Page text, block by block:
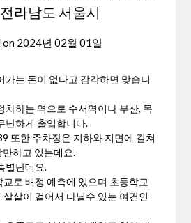
라남도 서울시
on 2024년 02월 01일
가는 돈이 없다고 감각하면 맞습니
차하는 역으로 수서역이나 부산, 목
난하게 출입합니다.
또한 주차장은 지하와 지면에 걸쳐
하고 있는데요.
별난데요.
로 배정 예측에 있으며 초등학교
샅이 걸어서 다닐수 있는 여건인